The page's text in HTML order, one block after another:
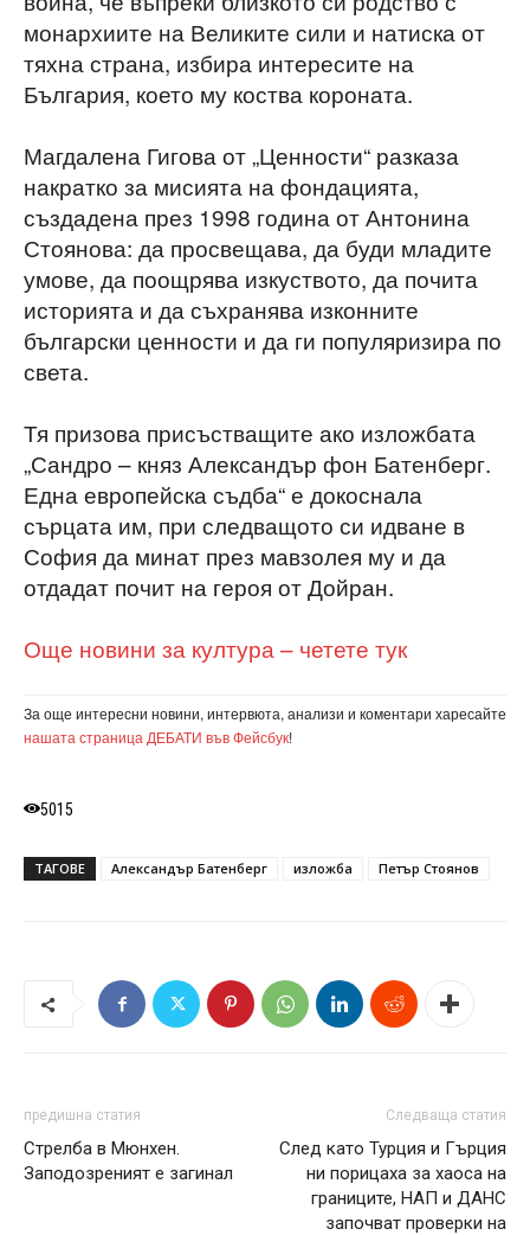
монархиите на Великите сили и натиска от
тяхна страна, избира интересите на
България, което му коства короната.
Магдалена Гигова от „Ценности“ разказа
накратко за мисията на фондацията,
създадена през 1998 година от Антонина
Стоянова: да просвещава, да буди младите
умове, да поощрява изкуството, да почита
историята и да съхранява изконните
български ценности и да ги популяризира по
света.
Тя призова присъстващите ако изложбата
„Сандро – княз Александър фон Батенберг.
Една европейска съдба“ е докоснала
сърцата им, при следващото си идване в
София да минат през мавзолея му и да
отдадат почит на героя от Дойран.
Още новини за култура – четете тук
За още интересни новини, интервюта, анализи и коментари харесайте
нашата страница ДЕБАТИ във Фейсбук!
5015
ТАГОВЕ Александър Батенберг изложба Петър Стоянов
предишна статия
Стрелба в Мюнхен.
Заподозреният е загинал
Следваща статия
След като Турция и Гърция
ни порицаха за хаоса на
границите, НАП и ДАНС
започват проверки на